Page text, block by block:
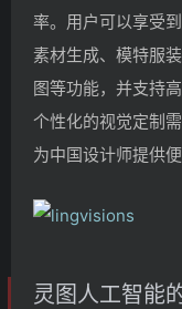
率。用户可以享受
素材生成、模特服
图等功能，并支持
个性化的视觉定制
为中国设计师提供
灵图人工智能